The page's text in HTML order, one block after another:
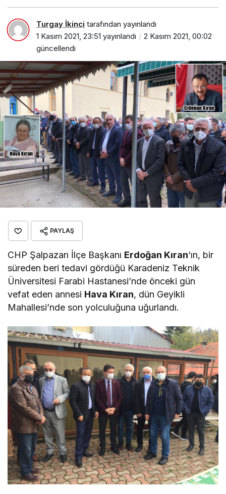
Turgay İkinci tarafından yayınlandı
1 Kasım 2021, 23:51 yayınlandı
2 Kasım 2021, 00:02
güncellendi
PAYLAŞ
CHP Şalpazarı İlçe Başkanı Erdoğan Kıran‘ın, bir
süreden beri tedavi gördüğü Karadeniz Teknik
Üniversitesi Farabi Hastanesi’nde önceki gün
vefat eden annesi Hava Kıran, dün Geyikli
Mahallesi’nde son yolculuğuna uğurlandı.